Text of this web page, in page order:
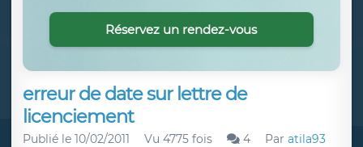
erreur de date sur lettre de
licenciement
Publié le 10/02/2011 Vu 4775 fois 4 Par atila93
Réservez un rendez-vous